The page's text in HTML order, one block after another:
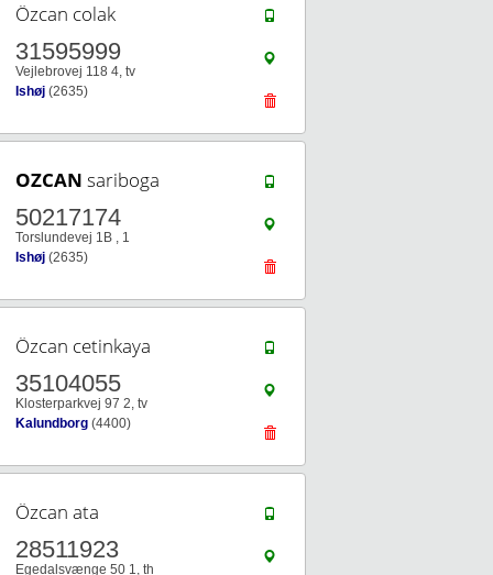
Özcan colak
31595999
Vejlebrovej 118 4, tv
Ishøj (2635)
OZCAN sariboga
50217174
Torslundevej 1B , 1
Ishøj (2635)
Özcan cetinkaya
35104055
Klosterparkvej 97 2, tv
Kalundborg (4400)
Özcan ata
28511923
Egedalsvænge 50 1, th